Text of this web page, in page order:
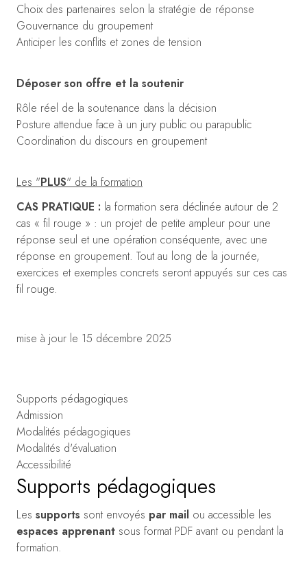
Choix des partenaires selon la stratégie de réponse
Gouvernance du groupement
Anticiper les conflits et zones de tension
Déposer son offre et la soutenir
Rôle réel de la soutenance dans la décision
Posture attendue face à un jury public ou parapublic
Coordination du discours en groupement
Les "PLUS" de la formation
CAS PRATIQUE : la formation sera déclinée autour de 2
cas « fil rouge » : un projet de petite ampleur pour une
réponse seul et une opération conséquente, avec une
réponse en groupement. Tout au long de la journée,
exercices et exemples concrets seront appuyés sur ces cas
fil rouge.
mise à jour le 15 décembre 2025
Supports pédagogiques
Admission
Modalités pédagogiques
Modalités d'évaluation
Accessibilité
Supports pédagogiques
Les supports sont envoyés par mail ou accessible les
espaces apprenant sous format PDF avant ou pendant la
formation.